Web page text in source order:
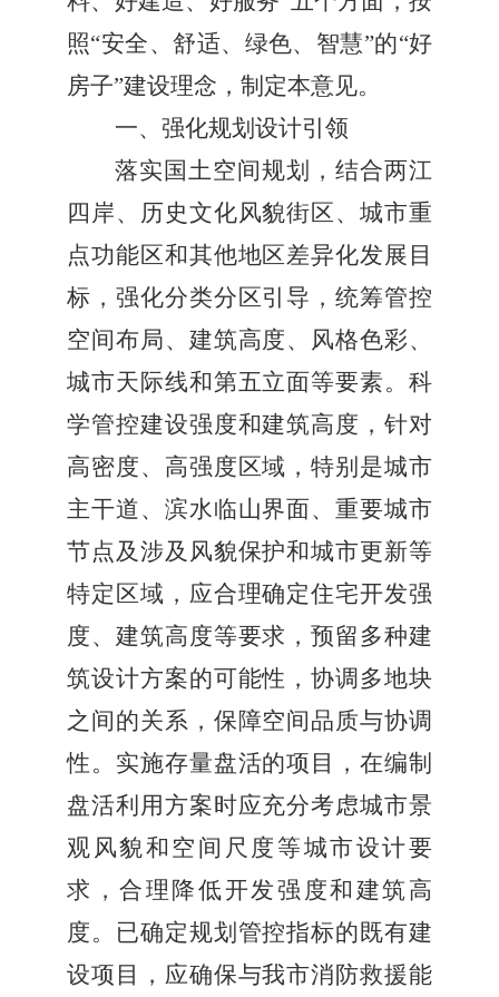
照“安全、舒适、绿色、智慧”的“好
房子”建设理念，制定本意见。
一、强化规划设计引领
落实国土空间规划，结合两江
四岸、历史文化风貌街区、城市重
点功能区和其他地区差异化发展目
标，强化分类分区引导，统筹管控
空间布局、建筑高度、风格色彩、
城市天际线和第五立面等要素。科
学管控建设强度和建筑高度，针对
高密度、高强度区域，特别是城市
主干道、滨水临山界面、重要城市
节点及涉及风貌保护和城市更新等
特定区域，应合理确定住宅开发强
度、建筑高度等要求，预留多种建
筑设计方案的可能性，协调多地块
之间的关系，保障空间品质与协调
性。实施存量盘活的项目，在编制
盘活利用方案时应充分考虑城市景
观风貌和空间尺度等城市设计要
求，合理降低开发强度和建筑高
度。已确定规划管控指标的既有建
设项目，应确保与我市消防救援能